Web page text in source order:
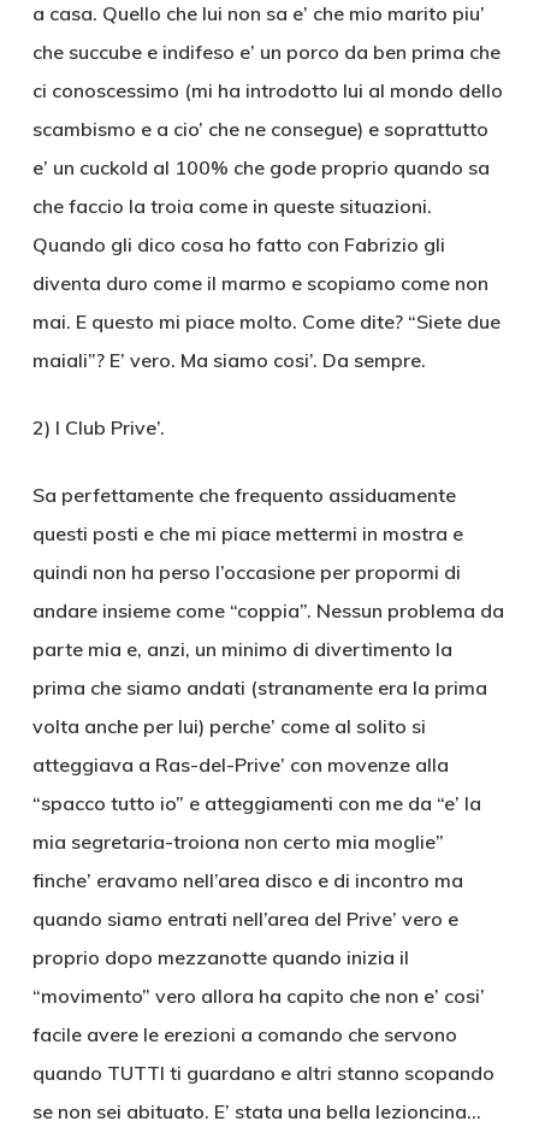
a casa. Quello che lui non sa e’ che mio marito piu’
che succube e indifeso e’ un porco da ben prima che
ci conoscessimo (mi ha introdotto lui al mondo dello
scambismo e a cio’ che ne consegue) e soprattutto
e’ un cuckold al 100% che gode proprio quando sa
che faccio la troia come in queste situazioni.
Quando gli dico cosa ho fatto con Fabrizio gli
diventa duro come il marmo e scopiamo come non
mai. E questo mi piace molto. Come dite? “Siete due
maiali”? E’ vero. Ma siamo cosi’. Da sempre.
2) I Club Prive’.
Sa perfettamente che frequento assiduamente
questi posti e che mi piace mettermi in mostra e
quindi non ha perso l’occasione per propormi di
andare insieme come “coppia”. Nessun problema da
parte mia e, anzi, un minimo di divertimento la
prima che siamo andati (stranamente era la prima
volta anche per lui) perche’ come al solito si
atteggiava a Ras-del-Prive’ con movenze alla
“spacco tutto io” e atteggiamenti con me da “e’ la
mia segretaria-troiona non certo mia moglie”
finche’ eravamo nell’area disco e di incontro ma
quando siamo entrati nell’area del Prive’ vero e
proprio dopo mezzanotte quando inizia il
“movimento” vero allora ha capito che non e’ cosi’
facile avere le erezioni a comando che servono
quando TUTTI ti guardano e altri stanno scopando
se non sei abituato. E’ stata una bella lezioncina…